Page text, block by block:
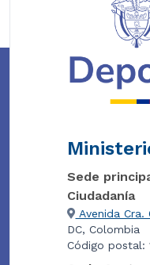
Sede
Ciudadanía
Avenida
DC, Colombia
Código postal: